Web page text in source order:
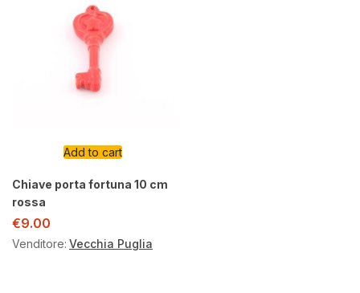
Add to cart
Chiave porta fortuna 10 cm
rossa
€9.00
Venditore: Vecchia Puglia